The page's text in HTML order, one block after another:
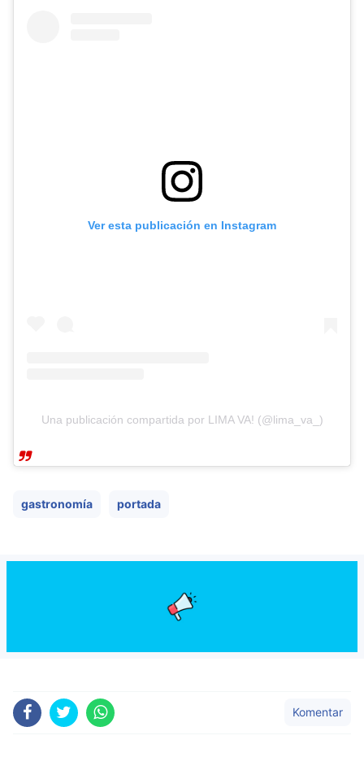
Ver esta publicación en Instagram
Una publicación compartida por LIMA VA! (@lima_va_)
gastronomía portada
Komentar